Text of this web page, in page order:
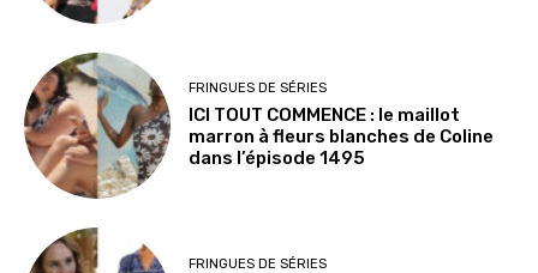
FRINGUES DE SÉRIES
ICI TOUT COMMENCE : le maillot
marron à fleurs blanches de Coline
dans l’épisode 1495
FRINGUES DE SÉRIES